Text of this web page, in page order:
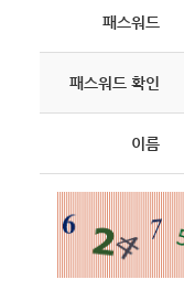
패스워드
패스워드 확인
이름